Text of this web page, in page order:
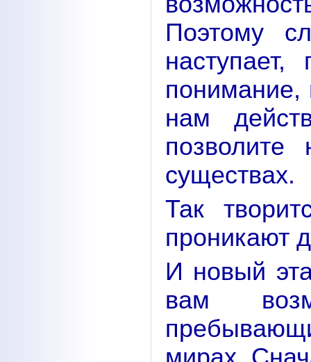
Поэтому
понимание,
нам
позволите
существах.
Так
проникают
И новый
вам